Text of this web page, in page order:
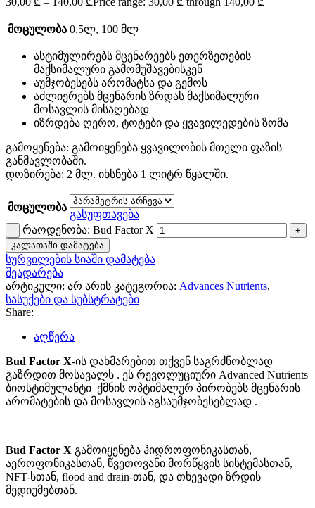
მოცულობა 0,5ლ, 100 მლ
ასტიმულირებს მცენარეებს ეთერზეთების
მაქსიმალური გამომუშავებისკენ
აუმჯობესებს არომატსა და გემოს
აძლიერებს მცენარის ზრდას მაქსიმალური
მოსავლის მისაღებად
იზრდება ღერო, ტოტები და ყვავილედების ზომა
გამოყენება: გამოიყენება ყვავილობის მთელი ფაზის
განმავლობაში.
დოზირება: 2 მლ. იხსნება 1 ლიტრ წყალში.
მოცულობა
გასუფთავება
რაოდენობა: Bud Factor X
კალათაში დამატება
სურვილების სიაში დამატება
შეადარება
არტიკული: არ არის კატეგორია: Advances Nutrients,
სასუქები და სუბსტრატები
Share:
აღწერა
Bud Factor X-ის დახმარებით თქვენ საგრძნობლად
გაზრდით მოსავალს . ეს რევოლუციური Advanced Nutrients
ბიოსტიმულანტი ქმნის ოპტიმალურ პირობებს მცენარის
არომატების და მოსავლის აგსაუმჯობესებლად .
Bud Factor X გამოიყენება ჰიდროფონიკასთან,
აეროფონიკასთან, წვეთოვანი მორწყვის სისტემასთან,
NFT-სთან, flood and drain-თან, და თხევადი ზრდის
მედიუმებთან.